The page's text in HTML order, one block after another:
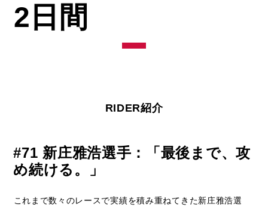
2日間
RIDER紹介
#71 新庄雅浩選手：「最後まで、攻
め続ける。」
これまで数々のレースで実績を積み重ねてきた新庄雅浩選